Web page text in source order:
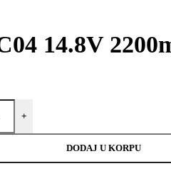
14.8V
+
DODAJ U KORPU